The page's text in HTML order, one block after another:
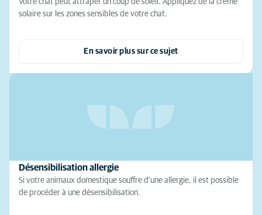
Votre chat peut attraper un coup de soleil. Appliquez de la crème
solaire sur les zones sensibles de votre chat.
En savoir plus sur ce sujet
Désensibilisation allergie
Si votre animaux domestique souffre d’une allergie, il est possible
de procéder à une désensibilisation.